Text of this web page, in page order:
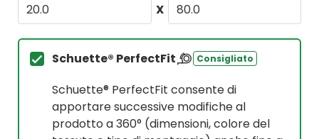
X
Schuette® PerfectFit Consigliato
Schuette® PerfectFit consente di
apportare successive modifiche al
prodotto a 360° (dimensioni, colore del